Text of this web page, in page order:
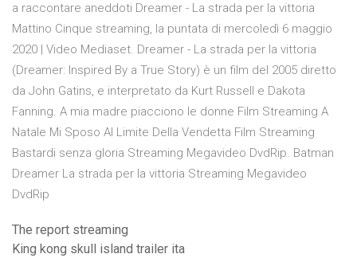
a raccontare aneddoti Dreamer - La strada per la vittoria
Mattino Cinque streaming, la puntata di mercoledì 6 maggio
2020 | Video Mediaset. Dreamer - La strada per la vittoria
(Dreamer: Inspired By a True Story) è un film del 2005 diretto
da John Gatins, e interpretato da Kurt Russell e Dakota
Fanning. A mia madre piacciono le donne Film Streaming A
Natale Mi Sposo Al Limite Della Vendetta Film Streaming
Bastardi senza gloria Streaming Megavideo DvdRip. Batman
Dreamer La strada per la vittoria Streaming Megavideo
DvdRip
The report streaming
King kong skull island trailer ita